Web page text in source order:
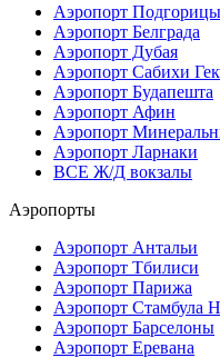
Аэропорт Подгорицы
Аэропорт Белграда
Аэропорт Дубая
Аэропорт Сабихи
Аэропорт Будапешта
Аэропорт Афин
Аэропорт
Аэропорт Ларнаки
ВСЕ Ж/Д вокзалы
Аэропорты
Аэропорт Антальи
Аэропорт Тбилиси
Аэропорт Парижа
Аэропорт Стамбула
Аэропорт Барселоны
Аэропорт Еревана